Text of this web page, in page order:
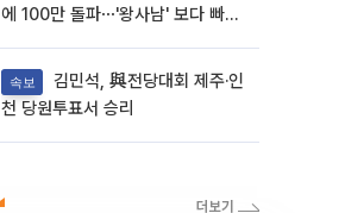
에 100만 돌파⋯'왕사남' 보다 빠르
속보
천 당원투표서 승리